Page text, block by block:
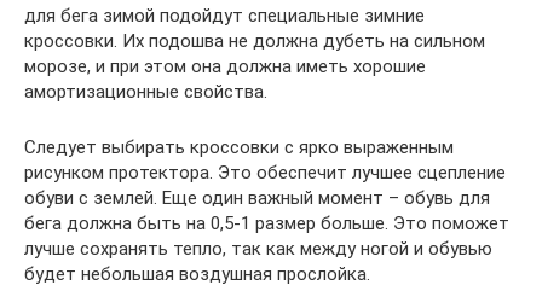
для бега зимой подойдут специальные зимние
кроссовки. Их подошва не должна дубеть на сильном
морозе, и при этом она должна иметь хорошие
амортизационные свойства.
Следует выбирать кроссовки с ярко выраженным
рисунком протектора. Это обеспечит лучшее сцепление
обуви с землей. Еще один важный момент – обувь для
бега должна быть на 0,5-1 размер больше. Это поможет
лучше сохранять тепло, так как между ногой и обувью
будет небольшая воздушная прослойка.